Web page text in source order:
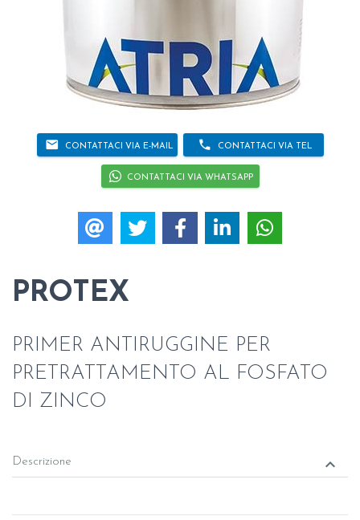
email CONTATTACI VIA E-MAIL phone CONTATTACI VIA TEL
CONTATTACI VIA WHATSAPP
PROTEX
PRIMER ANTIRUGGINE PER
PRETRATTAMENTO AL FOSFATO
DI ZINCO
Descrizione keyboard_arrow_down